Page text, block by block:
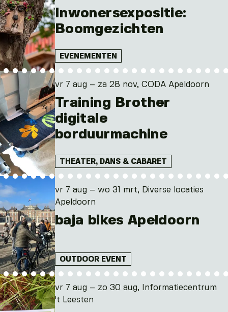
Inwonersexpositie:
Boomgezichten
EVENEMENTEN
vr 7 aug – za 28 nov, CODA Apeldoorn
Training Brother
digitale
borduurmachine
THEATER, DANS & CABARET
vr 7 aug – wo 31 mrt, Diverse locaties
Apeldoorn
baja bikes Apeldoorn
OUTDOOR EVENT
vr 7 aug – zo 30 aug, Informatiecentrum
't Leesten